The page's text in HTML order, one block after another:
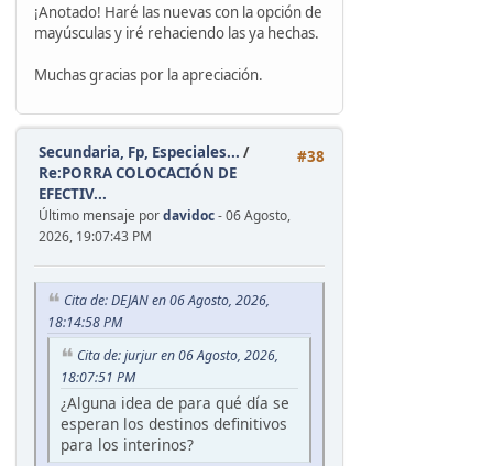
¡Anotado! Haré las nuevas con la opción de
mayúsculas y iré rehaciendo las ya hechas.
Muchas gracias por la apreciación.
#38
Secundaria, Fp, Especiales... /
Re:PORRA COLOCACIÓN DE
EFECTIV...
Último mensaje pordavidoc- 06 Agosto,
2026, 19:07:43 PM
Cita de: DEJAN en 06 Agosto, 2026,
18:14:58 PM
Cita de: jurjur en 06 Agosto, 2026,
18:07:51 PM
¿Alguna idea de para qué día se
esperan los destinos definitivos
para los interinos?